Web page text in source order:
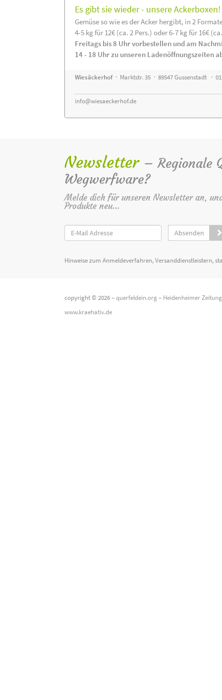
Es gibt sie wieder - unsere Ackerboxen!
Gemüse so wie es der Acker hergibt, in 2
4-5 kg für 12€ (ca. 2 Pers.) oder 6-7 kg für 16€
Freitags bis 8 Uhr vorbestellen und am
14 - 18 Uhr zu unseren Ladenöffnungszeiten
Wiesäckerhof· Marktstr. 35 · 89547 Gussenstadt ·
info@wiesaeckerhof.de
Newsletter – Regionale
Wegwerfware?
Melde dich für unseren Newsletter an,
Produkte neu...
Absenden
Hinweise zum Anmeldeverfahren, Versanddienstleistern,
copyright © 2026 –querfeldein.org– Heidenheimer
www.kraehativ.de